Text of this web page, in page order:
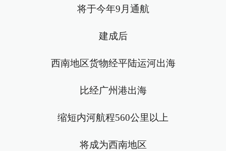
将于今年9月通航
建成后
西南地区货物经平陆运河出海
比经广州港出海
缩短内河航程560公里以上
将成为西南地区